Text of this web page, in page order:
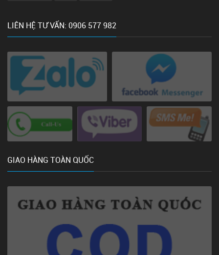
LIÊN HỆ TƯ VẤN: 0906 577 982
GIAO HÀNG TOÀN QUỐC